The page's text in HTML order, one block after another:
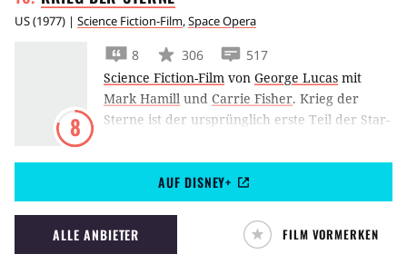
US(1977) | Science Fiction-Film,Space Opera
8
8 306
517
Science Fiction-Film von George Lucas mit
Mark Hamill und Carrie Fisher. Krieg der
Sterne ist der ursprünglich erste Teil der Star-
Skywalker, Han Solo und Prinzession Leia und
definierte 1977 den Begriff des Fan-Seins neu.
AUF DISNEY+
ALLE ANBIETER FILM VORMERKEN